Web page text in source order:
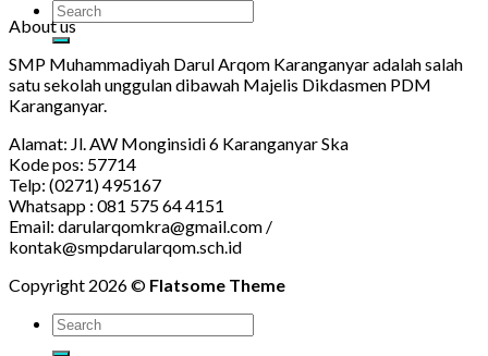
About us
SMP Muhammadiyah Darul Arqom Karanganyar adalah salah
satu sekolah unggulan dibawah Majelis Dikdasmen PDM
Karanganyar.
Alamat: Jl. AW Monginsidi 6 Karanganyar Ska
Kode pos: 57714
Telp: (0271) 495167
Whatsapp : 081 575 64 4151
Email: darularqomkra@gmail.com /
kontak@smpdarularqom.sch.id
Copyright 2026 © Flatsome Theme